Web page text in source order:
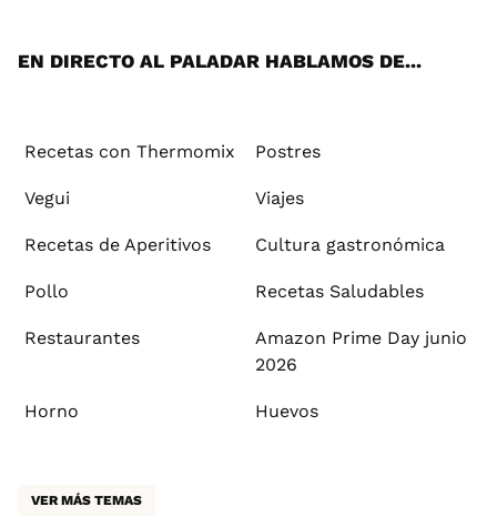
EN DIRECTO AL PALADAR HABLAMOS DE...
Recetas con Thermomix Postres
Vegui Viajes
Recetas de Aperitivos Cultura gastronómica
Pollo Recetas Saludables
Restaurantes
Amazon Prime Day junio
2026
Horno Huevos
VER MÁS TEMAS